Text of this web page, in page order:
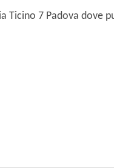
Ticino 7 Padova